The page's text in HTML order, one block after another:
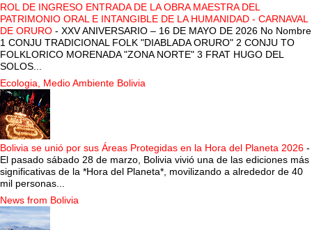
ROL DE INGRESO ENTRADA DE LA OBRA MAESTRA DEL
PATRIMONIO ORAL E INTANGIBLE DE LA HUMANIDAD - CARNAVAL
DE ORURO - XXV ANIVERSARIO – 16 DE MAYO DE 2026 No Nombre
1 CONJU TRADICIONAL FOLK "DIABLADA ORURO" 2 CONJU TO
FOLKLORICO MORENADA "ZONA NORTE" 3 FRAT HUGO DEL
SOLOS...
Ecologia, Medio Ambiente Bolivia
Bolivia se unió por sus Áreas Protegidas en la Hora del Planeta 2026 -
El pasado sábado 28 de marzo, Bolivia vivió una de las ediciones más
significativas de la *Hora del Planeta*, movilizando a alrededor de 40
mil personas...
News from Bolivia